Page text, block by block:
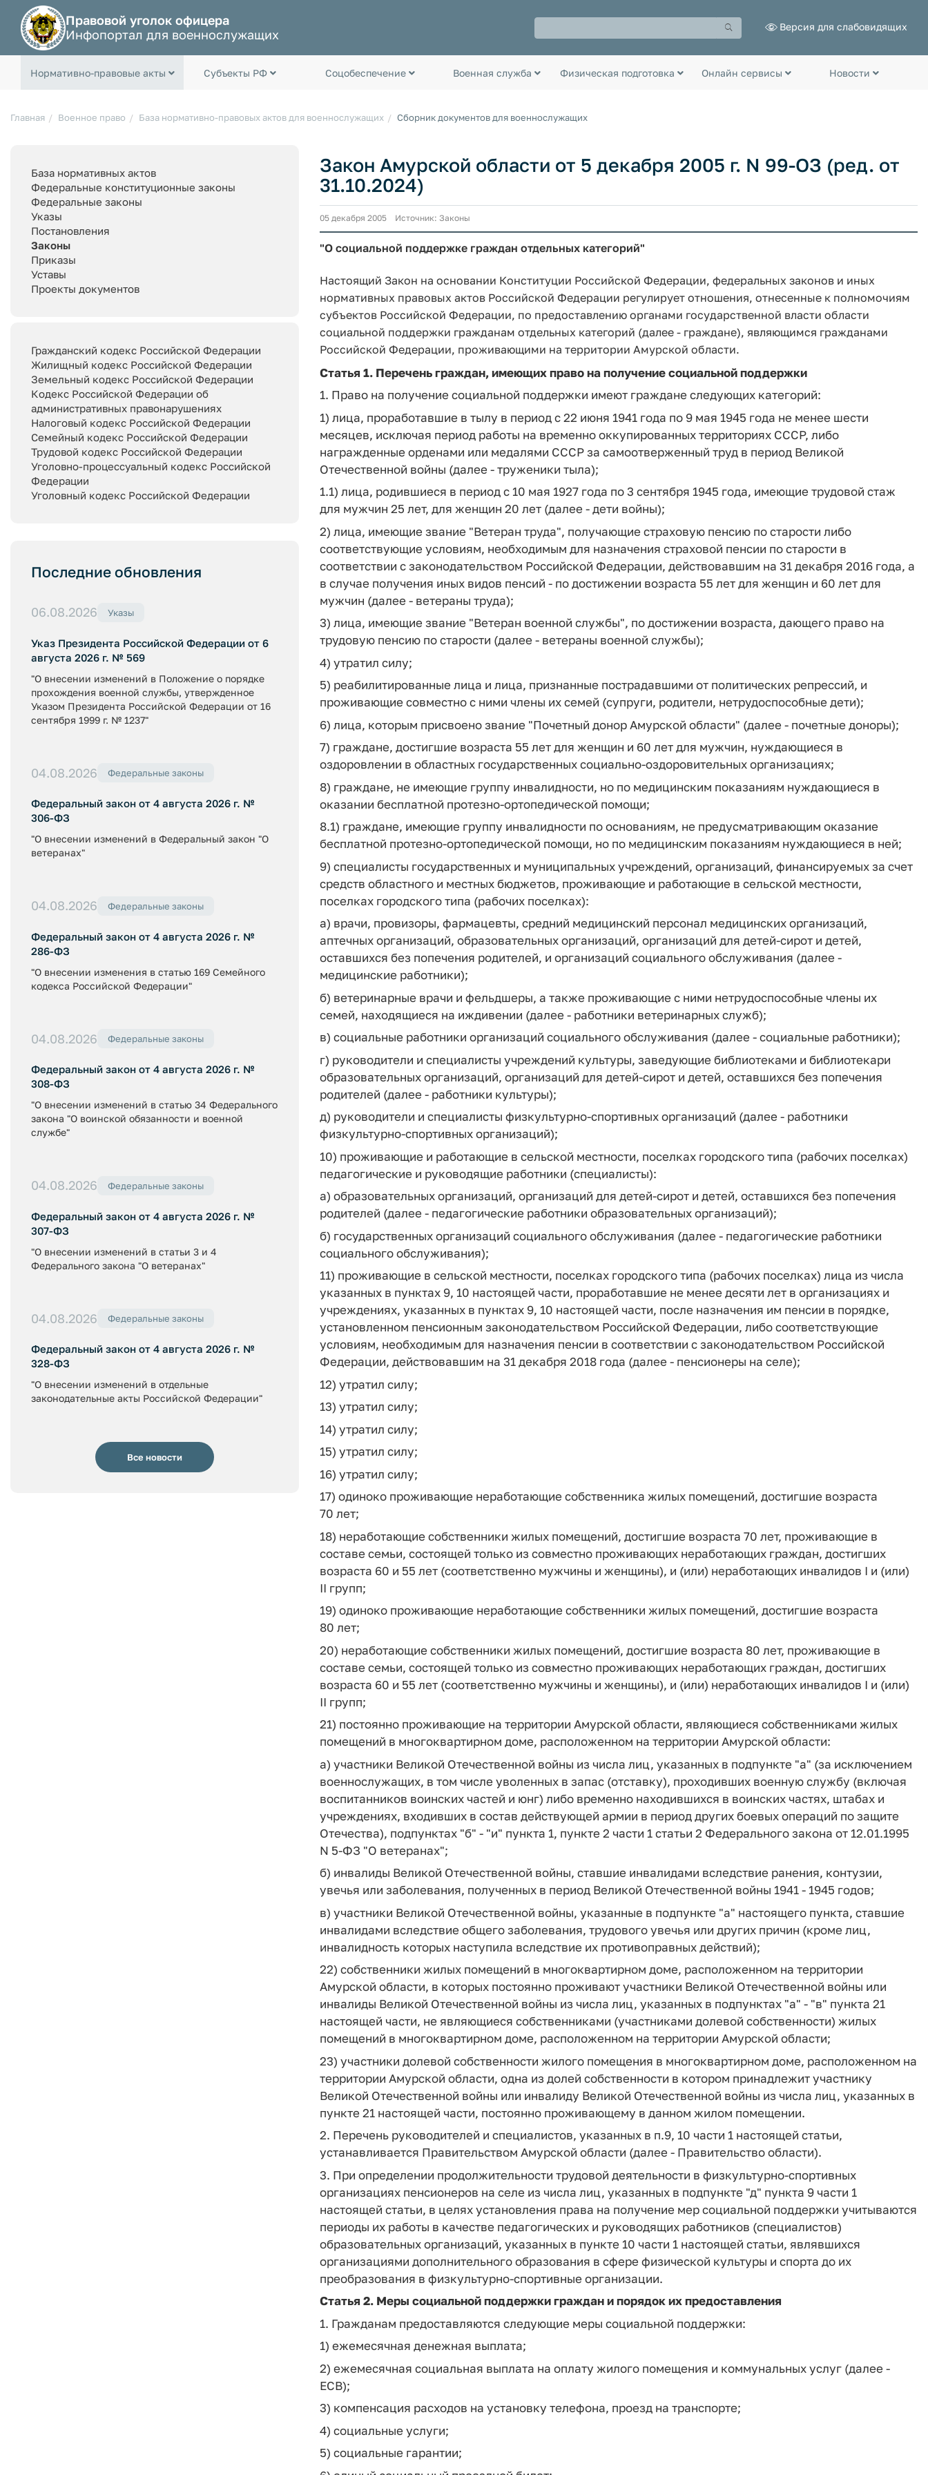
Правовой уголок офицера
Инфопортал для военнослужащих
Версия для слабовидящих
Нормативно-правовые акты Субъекты РФ Соцобеспечение Военная служба Физическая подготовка Онлайн сервисы Новости
Главная Военное право База нормативно-правовых актов для военнослужащих Сборник документов для военнослужащих
База нормативных актов
Федеральные конституционные законы
Федеральные законы
Указы
Постановления
Законы
Приказы
Уставы
Проекты документов
Гражданский кодекс Российской Федерации
Жилищный кодекс Российской Федерации
Земельный кодекс Российской Федерации
Кодекс Российской Федерации об
административных правонарушениях
Налоговый кодекс Российской Федерации
Семейный кодекс Российской Федерации
Трудовой кодекс Российской Федерации
Уголовно-процессуальный кодекс Российской
Федерации
Уголовный кодекс Российской Федерации
Последние обновления
06.08.2026 Указы
Указ Президента Российской Федерации от 6
августа 2026 г. № 569
"О внесении изменений в Положение о порядке
прохождения военной службы, утвержденное
Указом Президента Российской Федерации от 16
сентября 1999 г. № 1237"
04.08.2026 Федеральные законы
Федеральный закон от 4 августа 2026 г. №
306-ФЗ
"О внесении изменений в Федеральный закон "О
ветеранах"
04.08.2026 Федеральные законы
Федеральный закон от 4 августа 2026 г. №
286-ФЗ
"О внесении изменения в статью 169 Семейного
кодекса Российской Федерации"
04.08.2026 Федеральные законы
Федеральный закон от 4 августа 2026 г. №
308-ФЗ
"О внесении изменений в статью 34 Федерального
закона "О воинской обязанности и военной
службе"
04.08.2026 Федеральные законы
Федеральный закон от 4 августа 2026 г. №
307-ФЗ
"О внесении изменений в статьи 3 и 4
Федерального закона "О ветеранах"
04.08.2026 Федеральные законы
Федеральный закон от 4 августа 2026 г. №
328-ФЗ
"О внесении изменений в отдельные
законодательные акты Российской Федерации"
Все новости
Закон Амурской области от 5 декабря 2005 г. N 99-ОЗ (ред. от
31.10.2024)
05 декабря 2005 Источник: Законы
"О социальной поддержке граждан отдельных категорий"
Настоящий Закон на основании Конституции Российской Федерации, федеральных законов и иных
нормативных правовых актов Российской Федерации регулирует отношения, отнесенные к полномочиям
субъектов Российской Федерации, по предоставлению органами государственной власти области
социальной поддержки гражданам отдельных категорий (далее - граждане), являющимся гражданами
Российской Федерации, проживающими на территории Амурской области.
Статья 1. Перечень граждан, имеющих право на получение социальной поддержки
1. Право на получение социальной поддержки имеют граждане следующих категорий:
1) лица, проработавшие в тылу в период с 22 июня 1941 года по 9 мая 1945 года не менее шести
месяцев, исключая период работы на временно оккупированных территориях СССР, либо
награжденные орденами или медалями СССР за самоотверженный труд в период Великой
Отечественной войны (далее - труженики тыла);
1.1) лица, родившиеся в период с 10 мая 1927 года по 3 сентября 1945 года, имеющие трудовой стаж
для мужчин 25 лет, для женщин 20 лет (далее - дети войны);
2) лица, имеющие звание "Ветеран труда", получающие страховую пенсию по старости либо
соответствующие условиям, необходимым для назначения страховой пенсии по старости в
соответствии с законодательством Российской Федерации, действовавшим на 31 декабря 2016 года, а
в случае получения иных видов пенсий - по достижении возраста 55 лет для женщин и 60 лет для
мужчин (далее - ветераны труда);
3) лица, имеющие звание "Ветеран военной службы", по достижении возраста, дающего право на
трудовую пенсию по старости (далее - ветераны военной службы);
4) утратил силу;
5) реабилитированные лица и лица, признанные пострадавшими от политических репрессий, и
проживающие совместно с ними члены их семей (супруги, родители, нетрудоспособные дети);
6) лица, которым присвоено звание "Почетный донор Амурской области" (далее - почетные доноры);
7) граждане, достигшие возраста 55 лет для женщин и 60 лет для мужчин, нуждающиеся в
оздоровлении в областных государственных социально-оздоровительных организациях;
8) граждане, не имеющие группу инвалидности, но по медицинским показаниям нуждающиеся в
оказании бесплатной протезно-ортопедической помощи;
8.1) граждане, имеющие группу инвалидности по основаниям, не предусматривающим оказание
бесплатной протезно-ортопедической помощи, но по медицинским показаниям нуждающиеся в ней;
9) специалисты государственных и муниципальных учреждений, организаций, финансируемых за счет
средств областного и местных бюджетов, проживающие и работающие в сельской местности,
поселках городского типа (рабочих поселках):
а) врачи, провизоры, фармацевты, средний медицинский персонал медицинских организаций,
аптечных организаций, образовательных организаций, организаций для детей-сирот и детей,
оставшихся без попечения родителей, и организаций социального обслуживания (далее -
медицинские работники);
б) ветеринарные врачи и фельдшеры, а также проживающие с ними нетрудоспособные члены их
семей, находящиеся на иждивении (далее - работники ветеринарных служб);
в) социальные работники организаций социального обслуживания (далее - социальные работники);
г) руководители и специалисты учреждений культуры, заведующие библиотеками и библиотекари
образовательных организаций, организаций для детей-сирот и детей, оставшихся без попечения
родителей (далее - работники культуры);
д) руководители и специалисты физкультурно-спортивных организаций (далее - работники
физкультурно-спортивных организаций);
10) проживающие и работающие в сельской местности, поселках городского типа (рабочих поселках)
педагогические и руководящие работники (специалисты):
а) образовательных организаций, организаций для детей-сирот и детей, оставшихся без попечения
родителей (далее - педагогические работники образовательных организаций);
б) государственных организаций социального обслуживания (далее - педагогические работники
социального обслуживания);
11) проживающие в сельской местности, поселках городского типа (рабочих поселках) лица из числа
указанных в пунктах 9, 10 настоящей части, проработавшие не менее десяти лет в организациях и
учреждениях, указанных в пунктах 9, 10 настоящей части, после назначения им пенсии в порядке,
установленном пенсионным законодательством Российской Федерации, либо соответствующие
условиям, необходимым для назначения пенсии в соответствии с законодательством Российской
Федерации, действовавшим на 31 декабря 2018 года (далее - пенсионеры на селе);
12) утратил силу;
13) утратил силу;
14) утратил силу;
15) утратил силу;
16) утратил силу;
17) одиноко проживающие неработающие собственника жилых помещений, достигшие возраста
70 лет;
18) неработающие собственники жилых помещений, достигшие возраста 70 лет, проживающие в
составе семьи, состоящей только из совместно проживающих неработающих граждан, достигших
возраста 60 и 55 лет (соответственно мужчины и женщины), и (или) неработающих инвалидов I и (или)
II групп;
19) одиноко проживающие неработающие собственники жилых помещений, достигшие возраста
80 лет;
20) неработающие собственники жилых помещений, достигшие возраста 80 лет, проживающие в
составе семьи, состоящей только из совместно проживающих неработающих граждан, достигших
возраста 60 и 55 лет (соответственно мужчины и женщины), и (или) неработающих инвалидов I и (или)
II групп;
21) постоянно проживающие на территории Амурской области, являющиеся собственниками жилых
помещений в многоквартирном доме, расположенном на территории Амурской области:
а) участники Великой Отечественной войны из числа лиц, указанных в подпункте "а" (за исключением
военнослужащих, в том числе уволенных в запас (отставку), проходивших военную службу (включая
воспитанников воинских частей и юнг) либо временно находившихся в воинских частях, штабах и
учреждениях, входивших в состав действующей армии в период других боевых операций по защите
Отечества), подпунктах "б" - "и" пункта 1, пункте 2 части 1 статьи 2 Федерального закона от 12.01.1995
N 5-ФЗ "О ветеранах";
б) инвалиды Великой Отечественной войны, ставшие инвалидами вследствие ранения, контузии,
увечья или заболевания, полученных в период Великой Отечественной войны 1941 - 1945 годов;
в) участники Великой Отечественной войны, указанные в подпункте "а" настоящего пункта, ставшие
инвалидами вследствие общего заболевания, трудового увечья или других причин (кроме лиц,
инвалидность которых наступила вследствие их противоправных действий);
22) собственники жилых помещений в многоквартирном доме, расположенном на территории
Амурской области, в которых постоянно проживают участники Великой Отечественной войны или
инвалиды Великой Отечественной войны из числа лиц, указанных в подпунктах "а" - "в" пункта 21
настоящей части, не являющиеся собственниками (участниками долевой собственности) жилых
помещений в многоквартирном доме, расположенном на территории Амурской области;
23) участники долевой собственности жилого помещения в многоквартирном доме, расположенном на
территории Амурской области, одна из долей собственности в котором принадлежит участнику
Великой Отечественной войны или инвалиду Великой Отечественной войны из числа лиц, указанных в
пункте 21 настоящей части, постоянно проживающему в данном жилом помещении.
2. Перечень руководителей и специалистов, указанных в п.9, 10 части 1 настоящей статьи,
устанавливается Правительством Амурской области (далее - Правительство области).
3. При определении продолжительности трудовой деятельности в физкультурно-спортивных
организациях пенсионеров на селе из числа лиц, указанных в подпункте "д" пункта 9 части 1
настоящей статьи, в целях установления права на получение мер социальной поддержки учитываются
периоды их работы в качестве педагогических и руководящих работников (специалистов)
образовательных организаций, указанных в пункте 10 части 1 настоящей статьи, являвшихся
организациями дополнительного образования в сфере физической культуры и спорта до их
преобразования в физкультурно-спортивные организации.
Статья 2. Меры социальной поддержки граждан и порядок их предоставления
1. Гражданам предоставляются следующие меры социальной поддержки:
1) ежемесячная денежная выплата;
2) ежемесячная социальная выплата на оплату жилого помещения и коммунальных услуг (далее -
ЕСВ);
3) компенсация расходов на установку телефона, проезд на транспорте;
4) социальные услуги;
5) социальные гарантии;